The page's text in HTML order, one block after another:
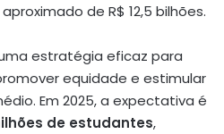
de R$ 12,5 bilhões.
estratégia eficaz para
equidade e estimular
Em 2025, a expectativa é
de estudantes,